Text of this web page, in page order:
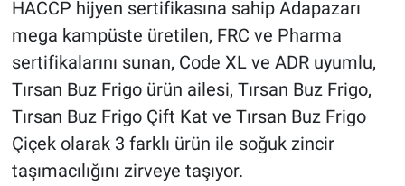
HACCP hijyen sertifikasına sahip Adapazarı
mega kampüste üretilen, FRC ve Pharma
sertifikalarını sunan, Code XL ve ADR uyumlu,
Tırsan Buz Frigo ürün ailesi, Tırsan Buz Frigo,
Tırsan Buz Frigo Çift Kat ve Tırsan Buz Frigo
Çiçek olarak 3 farklı ürün ile soğuk zincir
taşımacılığını zirveye taşıyor.